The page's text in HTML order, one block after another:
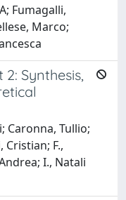
Fumagalli,
Marco;
Synthesis,
Caronna, Tullio;
F.,
I., Natali